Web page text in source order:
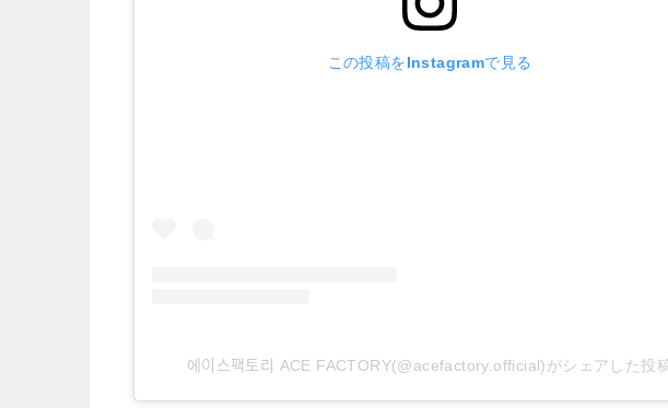
この投稿をInstagramで見る
에이스팩토리 ACE FACTORY(@acefactory.official)がシェアした投